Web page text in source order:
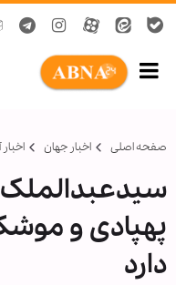
صفحه اصلی اخبار جهان
پهپادی و
دارد